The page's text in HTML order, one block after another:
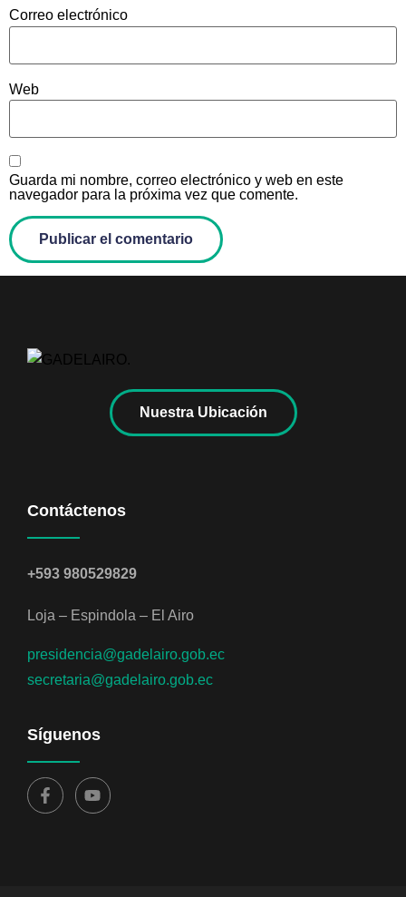
Correo electrónico
Web
Guarda mi nombre, correo electrónico y web en este
navegador para la próxima vez que comente.
Nuestra Ubicación
Contáctenos
+593 980529829
Loja – Espindola – El Airo
presidencia@gadelairo.gob.ec
secretaria@gadelairo.gob.ec
Síguenos